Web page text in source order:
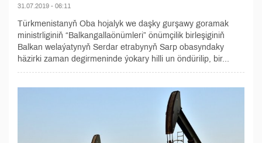
31.07.2019 - 06:11
Türkmenistanyň Oba hojalyk we daşky gurşawy goramak
ministrliginiň “Balkangallaönümleri” önümçilik birleşiginiň
Balkan welaýatynyň Serdar etrabynyň Sarp obasyndaky
häzirki zaman degirmeninde ýokary hilli un öndürilip, bir...